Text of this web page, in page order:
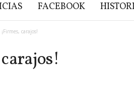
FACEBOOK
¡Firmes, carajos!